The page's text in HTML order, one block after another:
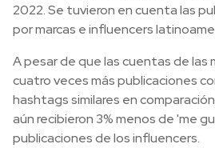
2022. Se tuvieron en cuenta las
por marcas e influencers
A pesar de que las cuentas de las
cuatro veces más publicaciones
hashtags similares en
aún recibieron 3% menos de 'me
publicaciones de los influencers.